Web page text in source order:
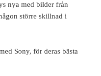
nya med bilder från
större skillnad i
Sony, för deras bästa